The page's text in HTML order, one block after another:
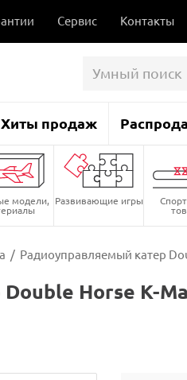
Сервис Контакты
Хиты продаж
модели, Развивающие игры
/ Радиоуправляемый катер
Horse K-